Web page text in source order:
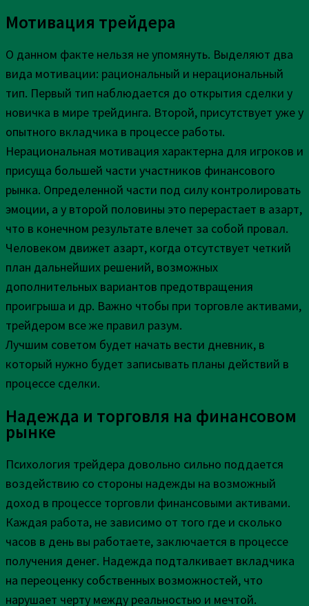
Мотивация трейдера
О данном факте нельзя не упомянуть. Выделяют два
вида мотивации: рациональный и нерациональный
тип. Первый тип наблюдается до открытия сделки у
новичка в мире трейдинга. Второй, присутствует уже у
опытного вкладчика в процессе работы.
Нерациональная мотивация характерна для игроков и
присуща большей части участников финансового
рынка. Определенной части под силу контролировать
эмоции, а у второй половины это перерастает в азарт,
что в конечном результате влечет за собой провал.
Человеком движет азарт, когда отсутствует четкий
план дальнейших решений, возможных
дополнительных вариантов предотвращения
проигрыша и др. Важно чтобы при торговле активами,
трейдером все же правил разум.
Лучшим советом будет начать вести дневник, в
который нужно будет записывать планы действий в
процессе сделки.
Надежда и торговля на финансовом
рынке
Психология трейдера довольно сильно поддается
воздействию со стороны надежды на возможный
доход в процессе торговли финансовыми активами.
Каждая работа, не зависимо от того где и сколько
часов в день вы работаете, заключается в процессе
получения денег. Надежда подталкивает вкладчика
на переоценку собственных возможностей, что
нарушает черту между реальностью и мечтой.